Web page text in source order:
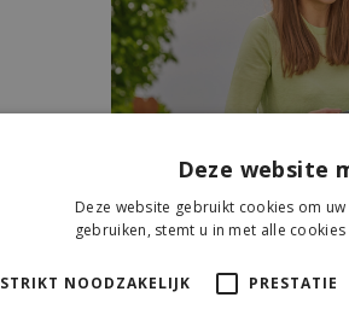
Deze website
Deze website gebruikt cookies om
gebruiken, stemt u in met alle
STRIKT NOODZAKELIJK PRESTATIE